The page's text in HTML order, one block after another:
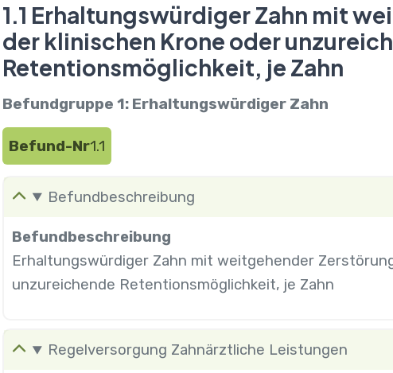
1.1 Erhaltungswürdiger Zahn mit
der klinischen Krone oder
Retentionsmöglichkeit, je Zahn
Befundgruppe 1: Erhaltungswürdiger Zahn
Befund-Nr1.1
Befundbeschreibung
Befundbeschreibung
Erhaltungswürdiger Zahn mit weitgehender
unzureichende Retentionsmöglichkeit, je Zahn
Regelversorgung Zahnärztliche Leistungen